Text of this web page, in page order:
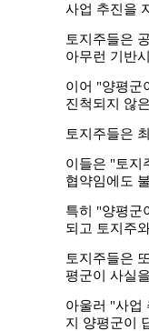
사업 추진을
토지주들은
아무런 기반
이어 "양평군
진척되지 않
토지주들은
이들은 "토지
협약임에도
특히 "양평군
되고 토지주
토지주들은
평군이 사실
아울러 "사업
지 양평군이